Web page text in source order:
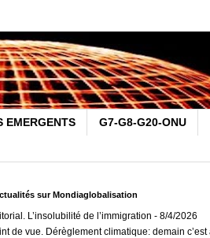
EMERGENTS G7-G8-G20-ONU
sur Mondiaglobalisation
L’insolubilité de l’immigration - 8/4/2026
de vue. Dérèglement climatique: demain c’est